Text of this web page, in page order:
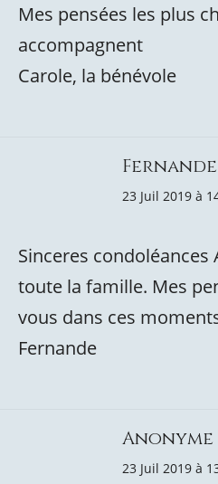
Mes pensées les plus
accompagnent
Carole, la bénévole
23 Juil 2019 à
Sinceres condoléances
toute la famille. Mes
vous dans ces
Fernande
Anonyme
23 Juil 2019 à